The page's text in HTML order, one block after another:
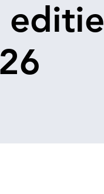
editie